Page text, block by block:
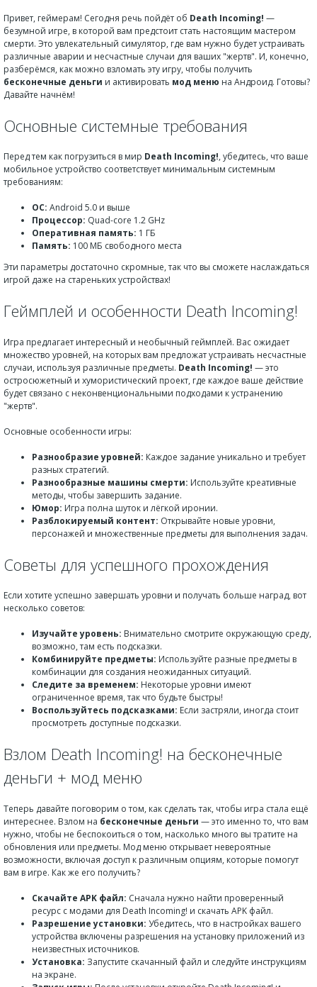
Привет, геймерам! Сегодня речь пойдёт об Death Incoming! —
безумной игре, в которой вам предстоит стать настоящим мастером
смерти. Это увлекательный симулятор, где вам нужно будет устраивать
различные аварии и несчастные случаи для ваших "жертв". И, конечно,
разберёмся, как можно взломать эту игру, чтобы получить
бесконечные деньги и активировать мод меню на Андроид. Готовы?
Давайте начнём!
Основные системные требования
Перед тем как погрузиться в мир Death Incoming!, убедитесь, что ваше
мобильное устройство соответствует минимальным системным
требованиям:
ОС: Android 5.0 и выше
Процессор: Quad-core 1.2 GHz
Оперативная память: 1 ГБ
Память: 100 МБ свободного места
Эти параметры достаточно скромные, так что вы сможете наслаждаться
игрой даже на стареньких устройствах!
Геймплей и особенности Death Incoming!
Игра предлагает интересный и необычный геймплей. Вас ожидает
множество уровней, на которых вам предложат устраивать несчастные
случаи, используя различные предметы. Death Incoming! — это
остросюжетный и хумористический проект, где каждое ваше действие
будет связано с неконвенциональными подходами к устранению
"жертв".
Основные особенности игры:
Разнообразие уровней: Каждое задание уникально и требует
разных стратегий.
Разнообразные машины смерти: Используйте креативные
методы, чтобы завершить задание.
Юмор: Игра полна шуток и лёгкой иронии.
Разблокируемый контент: Открывайте новые уровни,
персонажей и множественные предметы для выполнения задач.
Советы для успешного прохождения
Если хотите успешно завершать уровни и получать больше наград, вот
несколько советов:
Изучайте уровень: Внимательно смотрите окружающую среду,
возможно, там есть подсказки.
Комбинируйте предметы: Используйте разные предметы в
комбинации для создания неожиданных ситуаций.
Следите за временем: Некоторые уровни имеют
ограниченное время, так что будьте быстры!
Воспользуйтесь подсказками: Если застряли, иногда стоит
просмотреть доступные подсказки.
Взлом Death Incoming! на бесконечные
деньги + мод меню
Теперь давайте поговорим о том, как сделать так, чтобы игра стала ещё
интереснее. Взлом на бесконечные деньги — это именно то, что вам
нужно, чтобы не беспокоиться о том, насколько много вы тратите на
обновления или предметы. Мод меню открывает невероятные
возможности, включая доступ к различным опциям, которые помогут
вам в игре. Как же его получить?
Скачайте APK файл: Сначала нужно найти проверенный
ресурс с модами для Death Incoming! и скачать APK файл.
Разрешение установки: Убедитесь, что в настройках вашего
устройства включены разрешения на установку приложений из
неизвестных источников.
Установка: Запустите скачанный файл и следуйте инструкциям
на экране.